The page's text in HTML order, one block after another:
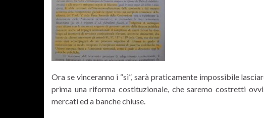
Ora se vinceranno i “sì”, sarà praticamente impossibile
prima una riforma costituzionale, che saremo costretti
mercati ed a banche chiuse.